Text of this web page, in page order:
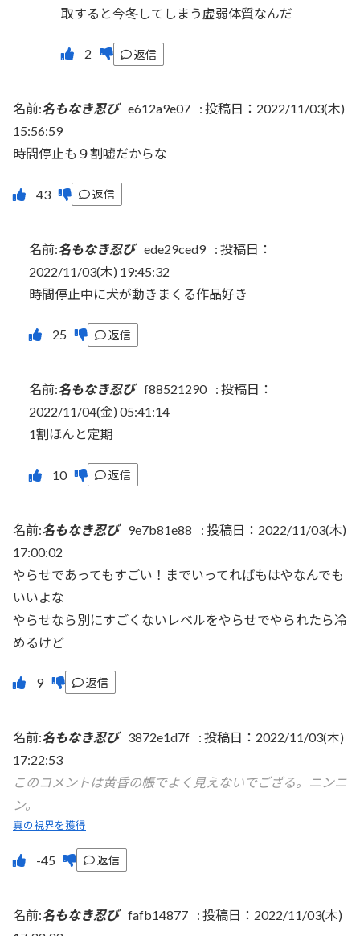
取すると今冬してしまう虚弱体質なんだ
返信
名前:名もなき忍び e612a9e07 : 投稿日：2022/11/03(木)
15:56:59
時間停止も９割嘘だからな
返信
名前:名もなき忍び ede29ced9 : 投稿日：
2022/11/03(木) 19:45:32
時間停止中に犬が動きまくる作品好き
返信
名前:名もなき忍び f88521290 : 投稿日：
2022/11/04(金) 05:41:14
1割ほんと定期
返信
名前:名もなき忍び 9e7b81e88 : 投稿日：2022/11/03(木)
17:00:02
やらせであってもすごい！までいってればもはやなんでも
いいよな
やらせなら別にすごくないレベルをやらせでやられたら冷
めるけど
返信
名前:名もなき忍び 3872e1d7f : 投稿日：2022/11/03(木)
17:22:53
このコメントは黄昏の帳でよく見えないでござる。ニンニ
ン。
真の視界を獲得
返信
名前:名もなき忍び fafb14877 : 投稿日：2022/11/03(木)